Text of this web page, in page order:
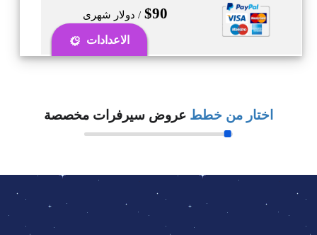
$90 / دولار شهرى
0
الاعدادات
اختار من خطط عروض سيرفرات مخصصة